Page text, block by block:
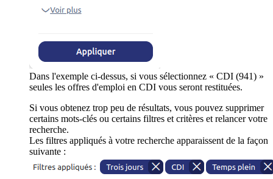
Dans l'exemple ci-dessus, si vous sélectionnez « CDI (941) »
seules les offres d'emploi en CDI vous seront restituées.
Si vous obtenez trop peu de résultats, vous pouvez supprimer
certains mots-clés ou certains filtres et critères et relancer votre
recherche.
Les filtres appliqués à votre recherche apparaissent de la façon
suivante :